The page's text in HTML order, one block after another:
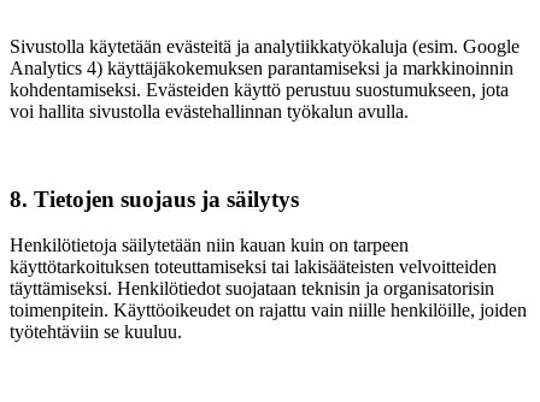
Sivustolla käytetään evästeitä ja analytiikkatyökaluja (esim. Google
Analytics 4) käyttäjäkokemuksen parantamiseksi ja markkinoinnin
kohdentamiseksi. Evästeiden käyttö perustuu suostumukseen, jota
voi hallita sivustolla evästehallinnan työkalun avulla.
8. Tietojen suojaus ja säilytys
Henkilötietoja säilytetään niin kauan kuin on tarpeen
käyttötarkoituksen toteuttamiseksi tai lakisääteisten velvoitteiden
täyttämiseksi. Henkilötiedot suojataan teknisin ja organisatorisin
toimenpitein. Käyttöoikeudet on rajattu vain niille henkilöille, joiden
työtehtäviin se kuuluu.